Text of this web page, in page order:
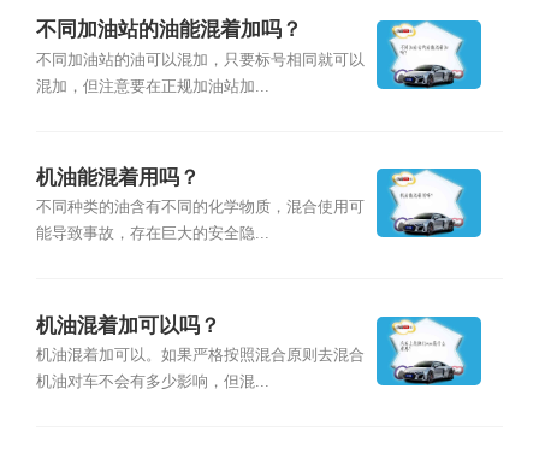
不同加油站的油能混着加吗？
不同加油站的油可以混加，只要标号相同就可以
混加，但注意要在正规加油站加...
机油能混着用吗？
不同种类的油含有不同的化学物质，混合使用可
能导致事故，存在巨大的安全隐...
机油混着加可以吗？
机油混着加可以。如果严格按照混合原则去混合
机油对车不会有多少影响，但混...